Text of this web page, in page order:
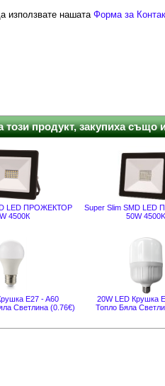
използвате нашата Форма за
този продукт, закупиха също
LED ПРОЖЕКТОР
4500К
Super Slim SMD
50W 4500K
E27 - A60
Светлина (0.76€)
20W LED Крушка
Топло Бяла